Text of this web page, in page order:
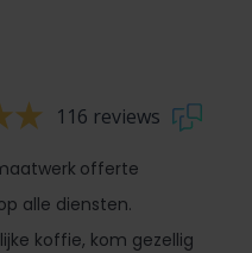
116 reviews
offerte
alle diensten.
koffie, kom gezellig